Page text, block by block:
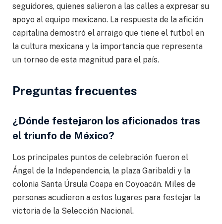
seguidores, quienes salieron a las calles a expresar su
apoyo al equipo mexicano. La respuesta de la afición
capitalina demostró el arraigo que tiene el futbol en
la cultura mexicana y la importancia que representa
un torneo de esta magnitud para el país.
Preguntas frecuentes
¿Dónde festejaron los aficionados tras
el triunfo de México?
Los principales puntos de celebración fueron el
Ángel de la Independencia, la plaza Garibaldi y la
colonia Santa Úrsula Coapa en Coyoacán. Miles de
personas acudieron a estos lugares para festejar la
victoria de la Selección Nacional.